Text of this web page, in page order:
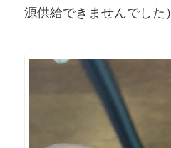
源供給できませんでした）